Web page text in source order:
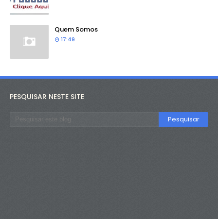
Quem Somos
17:49
PESQUISAR NESTE SITE